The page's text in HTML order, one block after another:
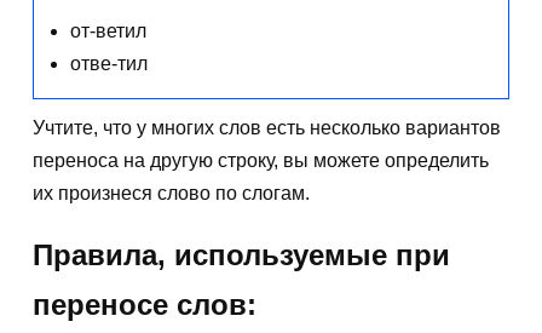
от-ветил
отве-тил
Учтите, что у многих слов есть несколько вариантов
переноса на другую строку, вы можете определить
их произнеся слово по слогам.
Правила, используемые при
переносе слов: